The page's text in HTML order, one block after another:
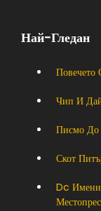
Най-Гледан
Чип И
Писмо До
Скот
Dc